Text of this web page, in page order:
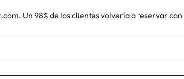
Un 98% de los clientes volvería a reservar